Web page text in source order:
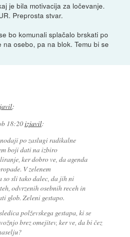
je bila motivacija za ločevanje.
Preprosta stvar.
bo komunali splačalo brskati po
osebo, pa na blok. Temu bi se
:
18:20izjavil:
po zaslugi radikalne
boji dati na izbiro
ker dobro ve, da agenda
V zelenem
so sli tako dalec, da jih ni
odvrzenih osebnih receh in
glob. Zeleni gestapo.
polževskega gestapa, ki se
brez omejitev, ker ve, da bi čez